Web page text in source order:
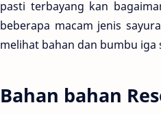
pasti terbayang kan
beberapa macam jenis
melihat bahan dan bumbu
Bahan bahan